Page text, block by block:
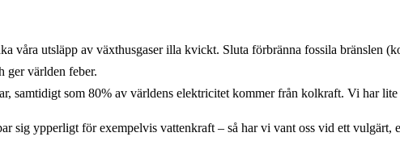
våra utsläpp av växthusgaser illa kvickt. Sluta förbränna fossila bränslen
ger världen feber.
samtidigt som 80% av världens elektricitet kommer från kolkraft. Vi har lite
sig ypperligt för exempelvis vattenkraft – så har vi vant oss vid ett vulgärt,